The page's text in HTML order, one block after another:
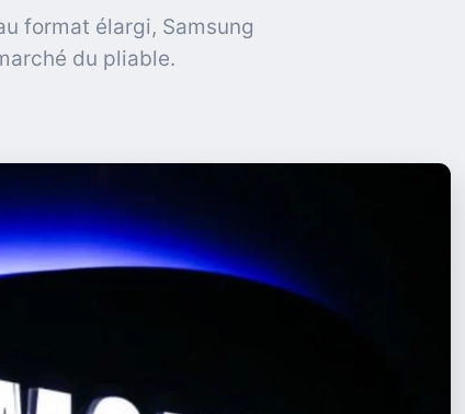
format élargi, Samsung
du pliable.